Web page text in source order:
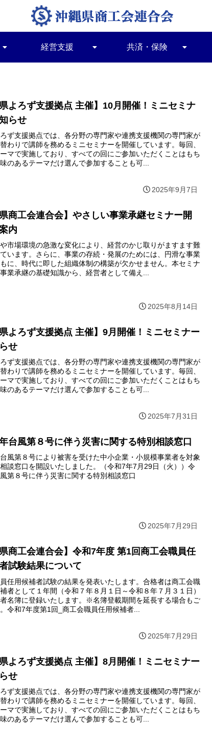
経営支援 共済・保険
県よろず支援拠点 主催】10月開催！ミニセミナ
らせ
ず支援拠点では、各分野の専門家や連携支援機関の専門家が
わりで講師を務めるミニセミナーを開催しています。毎回、
マで実施しており、すべての回にご参加いただくことはもち
のあるテーマだけ選んで参加することも可...
2025年9月7日
県商工会連合会】やさしい事業承継セミナー開
内
市場環境の急激な変化により、経営のかじ取りがますます難
います。さらに、事業の存続・発展のためには、円滑な事業
に、時代に即した組織体制の構築が欠かせません。本セミナ
業承継の基礎知識から、経営者として備え...
2025年8月14日
県よろず支援拠点 主催】9月開催！ミニセミナー
せ
ず支援拠点では、各分野の専門家や連携支援機関の専門家が
わりで講師を務めるミニセミナーを開催しています。毎回、
マで実施しており、すべての回にご参加いただくことはもち
のあるテーマだけ選んで参加することも可...
2025年7月31日
台風第８号に伴う災害に関する特別相談窓口
風第８号により被害を受けた中小企業・小規模事業者を対象
談窓口を開設いたしました。（令和7年7月29日（火））令
第８号に伴う災害に関する特別相談窓口
2025年7月29日
県商工会連合会】令和7年度 第1回商工会職員任
試験結果について
任用候補者試験の結果を発表いたします。合格者は商工会職
者として１年間（令和７年８月１日～令和８年７月３１日）
名簿に登録いたします。※名簿登載期間を延長する場合もご
令和7年度第1回_商工会職員任用候補者...
2025年7月29日
県よろず支援拠点 主催】8月開催！ミニセミナー
せ
ず支援拠点では、各分野の専門家や連携支援機関の専門家が
わりで講師を務めるミニセミナーを開催しています。毎回、
マで実施しており、すべての回にご参加いただくことはもち
のあるテーマだけ選んで参加することも可...